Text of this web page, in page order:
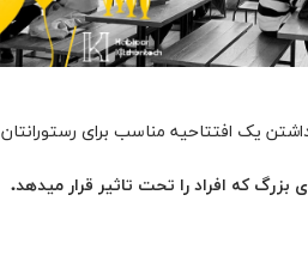
یک افتتاحیه مناسب برای رستورانتان
بزرگ که افراد را تحت تاثیر قرار میدهد.